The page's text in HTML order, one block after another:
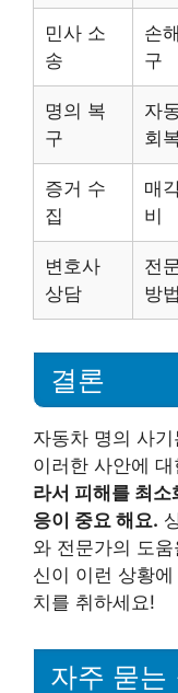
민사 소
송
손
구
명의 복
구
자
회
증거 수
집
매
비
변호사
상담
전
방
결론
자동차 명의 사
이러한 사안에
라서 피해를 최소
응이 중요 해요.
와 전문가의 도
신이 이런 상황
치를 취하세요!
자주 묻는